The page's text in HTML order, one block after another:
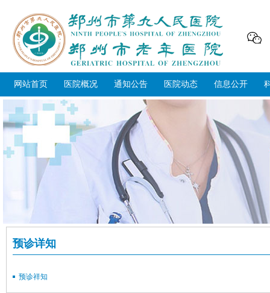
网站首页 医院概况 通知公告 医院动态 信息公开
预诊详知
预诊祥知